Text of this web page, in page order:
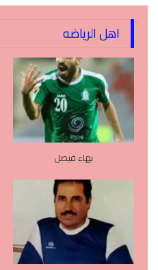
اهل الرياضه
بهاء فيصل